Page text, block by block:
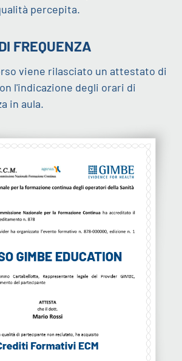
percepita.
FREQUENZA
viene rilasciato un attestato di
l'indicazione degli orari di
in aula.